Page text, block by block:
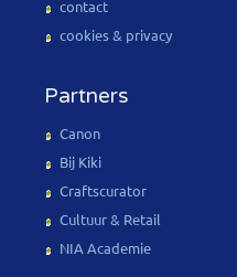
contact
cookies & privacy
Partners
Canon
Bij Kiki
Craftscurator
Cultuur & Retail
NIA Academie